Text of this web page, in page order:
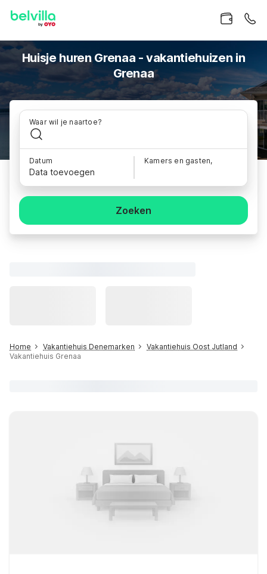
Huisje huren Grenaa - vakantiehuizen in
Grenaa
Waar wil je naartoe?
Datum
Data toevoegen
Kamers en gasten,
Zoeken
Home Vakantiehuis Denemarken
Vakantiehuis Oost Jutland
Vakantiehuis Grenaa